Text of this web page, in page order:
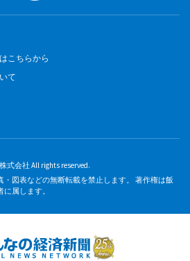
こちらから
て
式会社 All rights reserved.
図表などの無断転載を禁止します。 著作権は飯
属します。